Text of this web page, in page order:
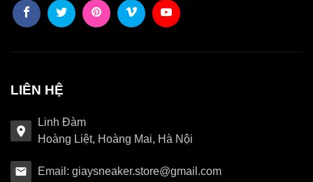
LIÊN HỆ
Linh Đàm
Hoàng Liệt, Hoàng Mai, Hà Nội
Email: giaysneaker.store@gmail.com